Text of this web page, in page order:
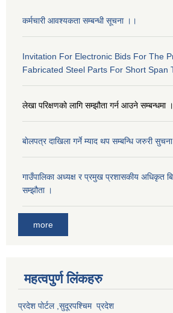
कर्मचारी आवश्यकता सम्बन्धी सूचना ।।
Invitation For Electronic Bids For The
Fabricated Steel Parts For Short Span
लेखा परिक्षणको लागि सम्झौता गर्न आउने सम्बन्धमा ।
बाेलपत्र दाखिला गर्ने म्याद थप सम्बन्धि जरुरी सुचना
गाउँपालिका अध्यक्ष र प्रमुख प्रशासकीय अधिकृत
सम्झौता ।
more
महत्वपुर्ण लि‌ंकहरु
प्रदेश पोर्टल ,सुदूरपश्चिम प्रदेश